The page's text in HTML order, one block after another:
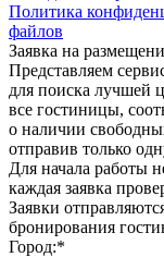
Политика
файлов
Заявка на
Представляем
для поиска лучшей
все гостиницы,
о наличии
отправив только
Для начала работы
каждая заявка
Заявки
бронирования
Город:*